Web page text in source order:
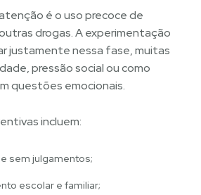
é o uso precoce de
drogas. A experimentação
justamente nessa fase, muitas
pressão social ou como
questões emocionais.
incluem:
sem julgamentos;
escolar e familiar;